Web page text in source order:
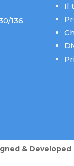
136
Il
& Developed